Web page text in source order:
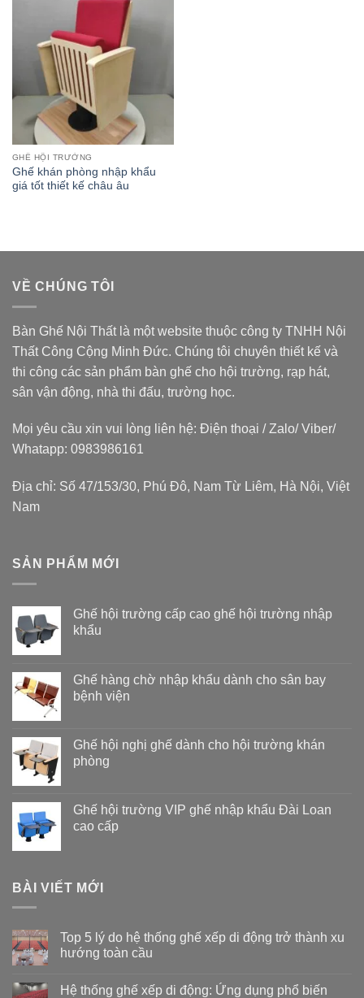
GHẾ HỘI TRƯỜNG
Ghế khán phòng nhập khẩu
giá tốt thiết kế châu âu
VỀ CHÚNG TÔI
Bàn Ghế Nội Thất là một website thuộc công ty TNHH Nội
Thất Công Cộng Minh Đức. Chúng tôi chuyên thiết kế và
thi công các sản phẩm bàn ghế cho hội trường, rạp hát,
sân vận động, nhà thi đấu, trường học.
Mọi yêu cầu xin vui lòng liên hệ: Điện thoại / Zalo/ Viber/
Whatapp: 0983986161
Địa chỉ: Số 47/153/30, Phú Đô, Nam Từ Liêm, Hà Nội, Việt
Nam
SẢN PHẨM MỚI
Ghế hội trường cấp cao ghế hội trường nhập
khẩu
Ghế hàng chờ nhập khẩu dành cho sân bay
bệnh viện
Ghế hội nghị ghế dành cho hội trường khán
phòng
Ghế hội trường VIP ghế nhập khẩu Đài Loan
cao cấp
BÀI VIẾT MỚI
Top 5 lý do hệ thống ghế xếp di động trở thành xu
hướng toàn cầu
bình
Hệ thống ghế xếp di động: Ứng dụng phổ biến